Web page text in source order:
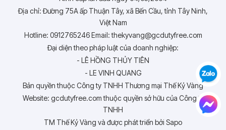
Địa chỉ: Đường 75A ấp Thuận Tây, xã Bến Cầu, tỉnh Tây Ninh,
Việt Nam
Hotline: 0912765246 Email: thekyvang@gcdutyfree.com
Đại diện theo pháp luật của doanh nghiệp:
- LÊ HỒNG THỦY TIÊN
- LE VINH QUANG
Bản quyền thuộc Công ty TNHH Thương mại Thế Kỷ Vàng
Website: gcdutyfree.com thuộc quyền sở hữu của Công ty
TNHH
TM Thế Kỷ Vàng và được phát triển bởi Sapo